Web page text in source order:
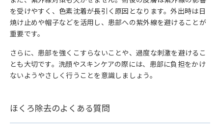
を受けやすく、色素沈着が長引く原因となります。外出時は日
焼け止めや帽子などを活用し、患部への紫外線を避けることが
重要です。
さらに、患部を強くこすらないことや、過度な刺激を避けるこ
とも大切です。洗顔やスキンケアの際には、患部に負担をかけ
ないようやさしく行うことを意識しましょう。
ほくろ除去のよくある質問